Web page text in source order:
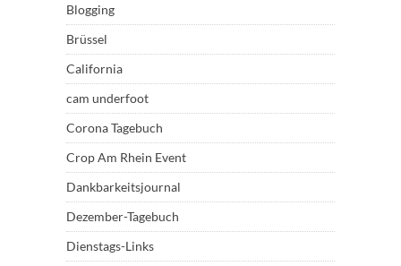
Blogging
Brüssel
California
cam underfoot
Corona Tagebuch
Crop Am Rhein Event
Dankbarkeitsjournal
Dezember-Tagebuch
Dienstags-Links